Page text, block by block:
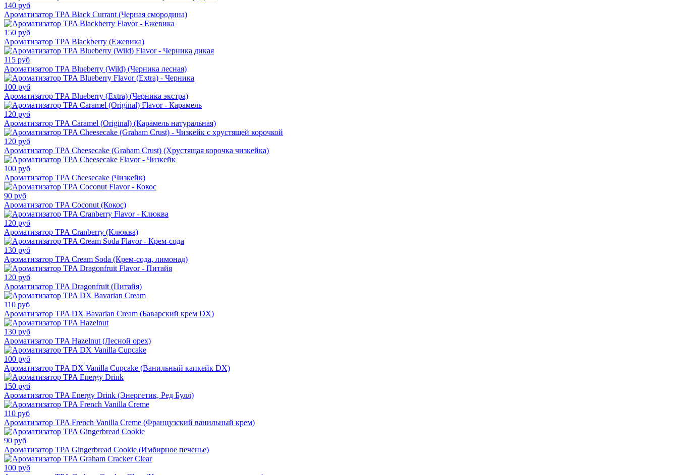
140 руб
Ароматизатор TPA Black Currant (Черная смородина)
150 руб
Ароматизатор TPA Blackberry (Ежевика)
115 руб
Ароматизатор TPA Blueberry (Wild) (Черника лесная)
100 руб
Ароматизатор TPA Blueberry (Extra) (Черника экстра)
120 руб
Ароматизатор TPA Caramel (Original) (Карамель натуральная)
120 руб
Ароматизатор TPA Cheesecake (Graham Crust) (Хрустящая корочка чизкейка)
100 руб
Ароматизатор TPA Cheesecake (Чизкейк)
90 руб
Ароматизатор TPA Coconut (Кокос)
120 руб
Ароматизатор TPA Cranberry (Клюква)
130 руб
Ароматизатор TPA Cream Soda (Крем-сода, лимонад)
120 руб
Ароматизатор TPA Dragonfruit (Питайя)
110 руб
Ароматизатор TPA DX Bavarian Cream (Баварский крем DX)
130 руб
Ароматизатор TPA Hazelnut (Лесной орех)
100 руб
Ароматизатор TPA DX Vanilla Cupcake (Ванильный капкейк DX)
150 руб
Ароматизатор TPA Energy Drink (Энергетик, Ред Булл)
110 руб
Ароматизатор TPA French Vanilla Creme (Французский ванильный крем)
90 руб
Ароматизатор TPA Gingerbread Cookie (Имбирное печенье)
100 руб